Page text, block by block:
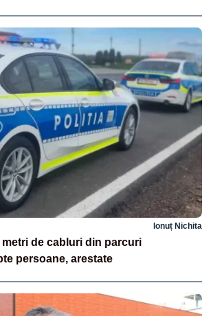
Ionuț Nichita
metri de cabluri din parcuri
persoane, arestate